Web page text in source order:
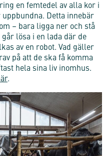
en femtedel av alla kor i
Detta innebär
– bara ligga ner och stå
lösa i en lada där de
av en robot. Vad gäller
på att de ska få komma
hela sina liv inomhus.
.